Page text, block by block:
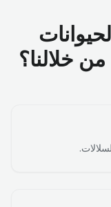
من خلالنا؟